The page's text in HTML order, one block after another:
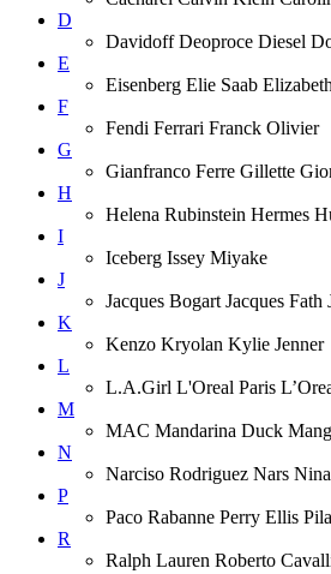
D
Davidoff Deoproce Diesel
E
Eisenberg Elie Saab
F
Fendi Ferrari Franck Olivier
G
Gianfranco Ferre Gillette
H
Helena Rubinstein Hermes
I
Iceberg Issey Miyake
J
Jacques Bogart Jacques
K
Kenzo Kryolan Kylie Jenner
L
L.A.Girl L'Oreal Paris
M
MAC Mandarina Duck
N
Narciso Rodriguez Nars
P
Paco Rabanne Perry Ellis
R
Ralph Lauren Roberto